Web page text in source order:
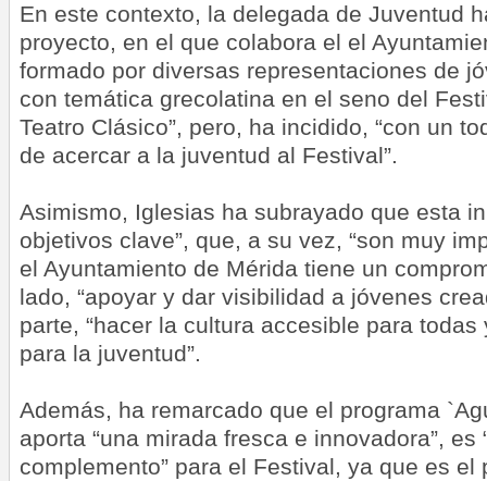
En este contexto, la delegada de Juventud
proyecto, en el que colabora el el
formado por diversas representaciones de
con temática grecolatina en el seno del
Teatro Clásico”, pero, ha incidido, “con un
de acercar a la juventud al Festival”.
Asimismo, Iglesias ha subrayado que esta
objetivos clave”, que, a su vez, “son muy
el Ayuntamiento de Mérida tiene un
lado, “apoyar y dar visibilidad a jóvenes
parte, “hacer la cultura accesible para
para la juventud”.
Además, ha remarcado que el programa
aporta “una mirada fresca e innovadora”, es
complemento” para el Festival, ya que es